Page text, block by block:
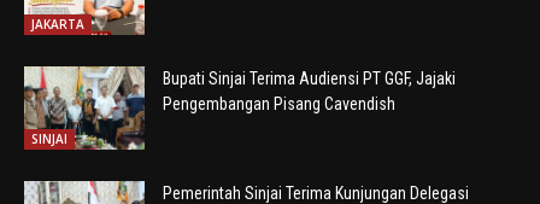
JAKARTA
SINJAI
Bupati Sinjai Terima Audiensi PT GGF, Jajaki
Pengembangan Pisang Cavendish
Pemerintah Sinjai Terima Kunjungan Delegasi